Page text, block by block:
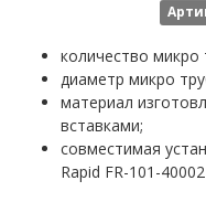
количество микро
диаметр микро
материал
вставками;
совместимая
Rapid FR-101-40002